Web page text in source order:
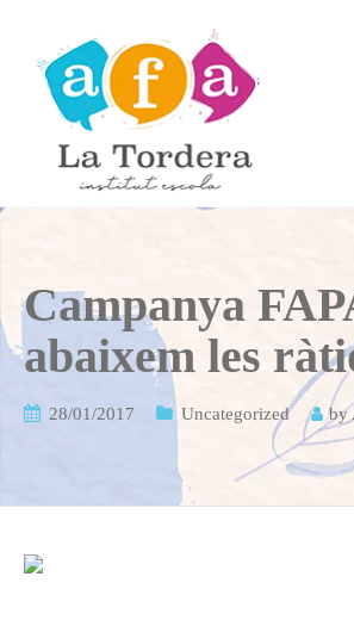
Campanya
abaixem les
28/01/2017 Uncategorized by